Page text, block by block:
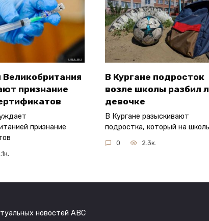
Великобритания
признание
признание
В Кургане подросток
возле школы разбил
девочке
В Кургане разыскивают
подростка, который на
0 2.3к.
новостей ABC